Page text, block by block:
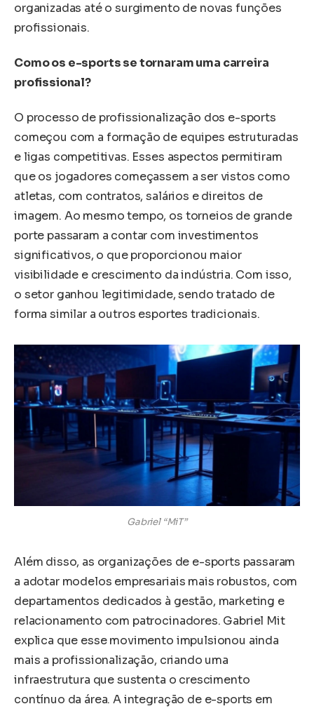
organizadas até o surgimento de novas funções
profissionais.
Como os e-sports se tornaram uma carreira
profissional?
O processo de profissionalização dos e-sports
começou com a formação de equipes estruturadas
e ligas competitivas. Esses aspectos permitiram
que os jogadores começassem a ser vistos como
atletas, com contratos, salários e direitos de
imagem. Ao mesmo tempo, os torneios de grande
porte passaram a contar com investimentos
significativos, o que proporcionou maior
visibilidade e crescimento da indústria. Com isso,
o setor ganhou legitimidade, sendo tratado de
forma similar a outros esportes tradicionais.
Gabriel “MiT”
Além disso, as organizações de e-sports passaram
a adotar modelos empresariais mais robustos, com
departamentos dedicados à gestão, marketing e
relacionamento com patrocinadores. Gabriel Mit
explica que esse movimento impulsionou ainda
mais a profissionalização, criando uma
infraestrutura que sustenta o crescimento
contínuo da área. A integração de e-sports em